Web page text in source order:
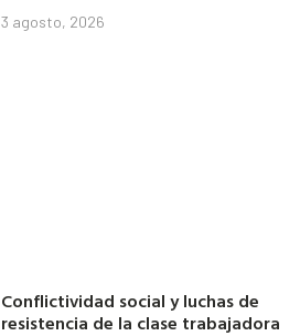
3 agosto, 2026
Conflictividad social y luchas de
resistencia de la clase trabajadora